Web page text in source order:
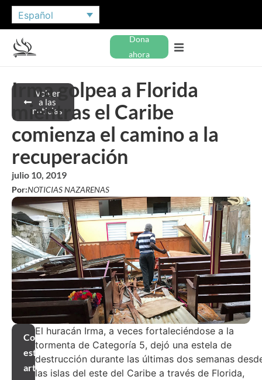
Español
Dona
ahora
Volver
a las
noticias
Irma golpea a Florida
mientras el Caribe
comienza el camino a la
recuperación
julio 10, 2019
Por:NOTICIAS NAZARENAS
Compartir
este
artículo
El huracán Irma, a veces fortaleciéndose a la
tormenta de Categoría 5, dejó una estela de
destrucción durante las últimas dos semanas
las islas del este del Caribe a través de Florida,